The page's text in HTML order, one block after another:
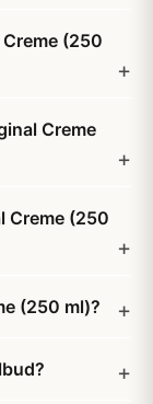
(250
Creme
Creme (250
(250 ml)?